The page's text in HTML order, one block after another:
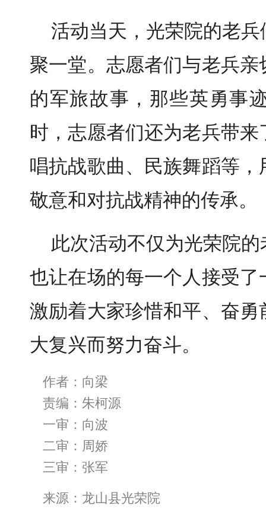
活动当天，光荣院的老
聚一堂。志愿者们与老兵
的军旅故事，那些英勇事
时，志愿者们还为老兵带
唱抗战歌曲、民族舞蹈等
敬意和对抗战精神的传承。
此次活动不仅为光荣院
也让在场的每一个人接受
激励着大家珍惜和平、奋
大复兴而努力奋斗。
作者：向梁
责编：朱柯源
一审：向波
二审：周娇
三审：张军
来源：龙山县光荣院